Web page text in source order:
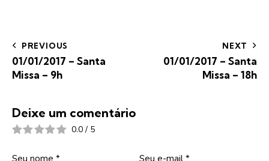
PREVIOUS
01/01/2017 – Santa
Missa – 9h
NEXT
01/01/2017 – Santa
Missa – 18h
Deixe um comentário
0.0 / 5